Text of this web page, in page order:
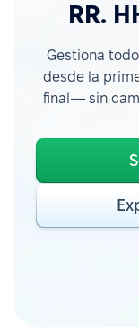
RR.
Gestiona
desde la
final— sin